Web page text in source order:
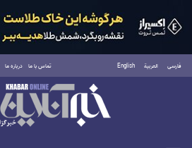
فارسی العربية English تماس با ما درباره ما
پنجشنبه ۱۵ مرداد ۱۴۰۵